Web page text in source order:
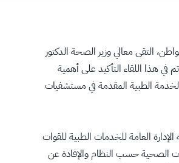
التقى معالي وزير الصحة الدكتور
هذا اللقاء التأكيد على أهمية
الطبية المقدمة في مستشفيات
العامة للخدمات الطبية للقوات
الصحية حسب النظام والإفادة عن